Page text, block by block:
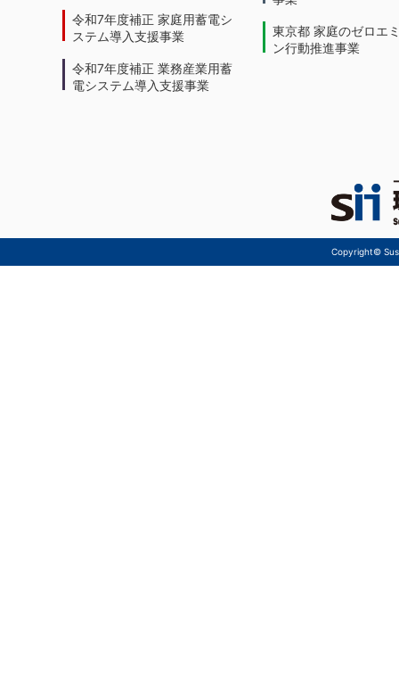
令和7年度補正 家庭用蓄電シ
ステム導入支援事業
令和7年度補正 業務産業用蓄
電システム導入支援事業
東京都 家庭のゼロエ
ン行動推進事業
Copyright©